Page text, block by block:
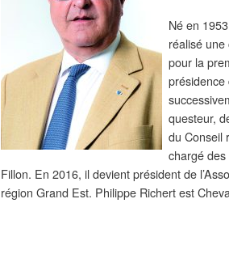
Né en
réalisé
pour la
questeur,
du Conseil
chargé
Fillon. En 2016, il devient président de
région Grand Est. Philippe Richert est